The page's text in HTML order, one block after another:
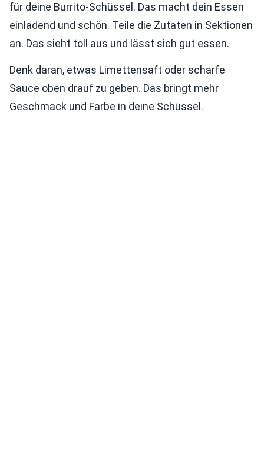
für deine Burrito-Schüssel. Das macht dein Essen
einladend und schön. Teile die Zutaten in Sektionen
an. Das sieht toll aus und lässt sich gut essen.
Denk daran, etwas Limettensaft oder scharfe
Sauce oben drauf zu geben. Das bringt mehr
Geschmack und Farbe in deine Schüssel.